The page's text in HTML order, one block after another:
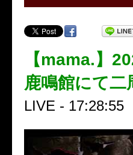
【mama.】
鹿鳴館にて二
LIVE - 17:28:55